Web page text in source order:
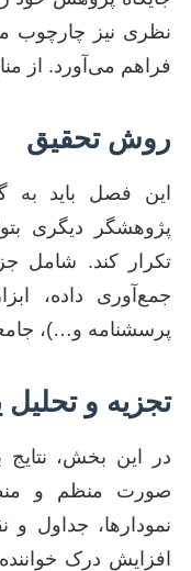
نظری نیز چارچوب
فراهم می‌آورد. از
روش تحقیق
این فصل باید به
پژوهشگر دیگری
تکرار کند. شامل
جمع‌آوری داده،
پرسشنامه و…)،
تجزیه و تحلیل
در این بخش، نتایج
صورت منظم و
نمودارها، جداول
افزایش درک